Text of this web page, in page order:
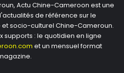
Actu Chine-Cameroon est une
de référence sur le
socio-culturel Chine-Cameroun.
supports : le quotidien en ligne
et un mensuel format